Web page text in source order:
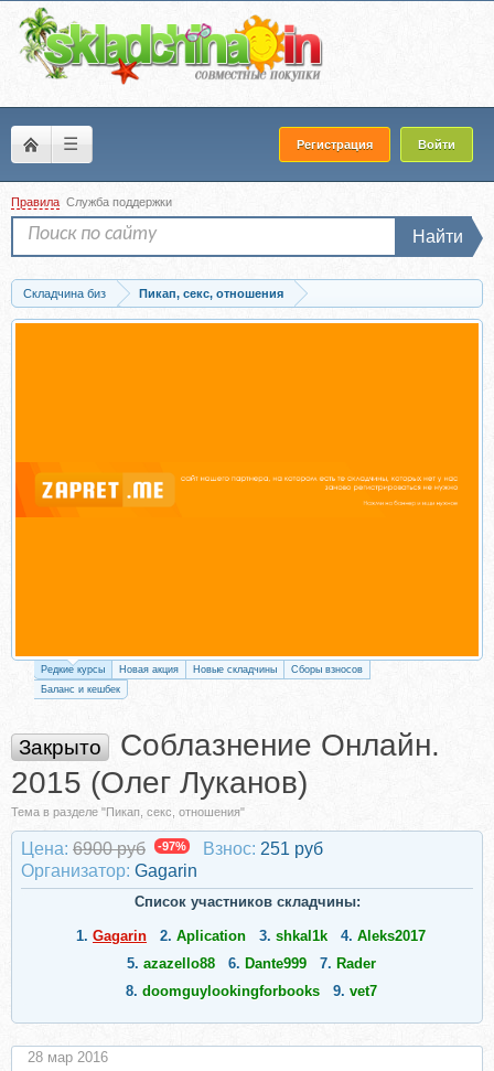
☰ Регистрация Войти
Правила Служба поддержки
Найти
Складчина биз
Пикап, секс, отношения
Скачать Соблазнение Онлайн. 2015 (Олег Луканов)
Редкие курсы Новая акция Новые складчины
Сборы взносов
Баланс и кешбек
Закрыто
Соблазнение Онлайн.
2015 (Олег Луканов)
Тема в разделе "Пикап, секс, отношения"
Цена: 6900 руб -97% Взнос: 251 руб
Организатор: Gagarin
Список участников складчины:
1. Gagarin 2. Aplication 3. shkal1k 4. Aleks2017
5. azazello88 6. Dante999 7. Rader
8. doomguylookingforbooks 9. vet7
28 мар 2016